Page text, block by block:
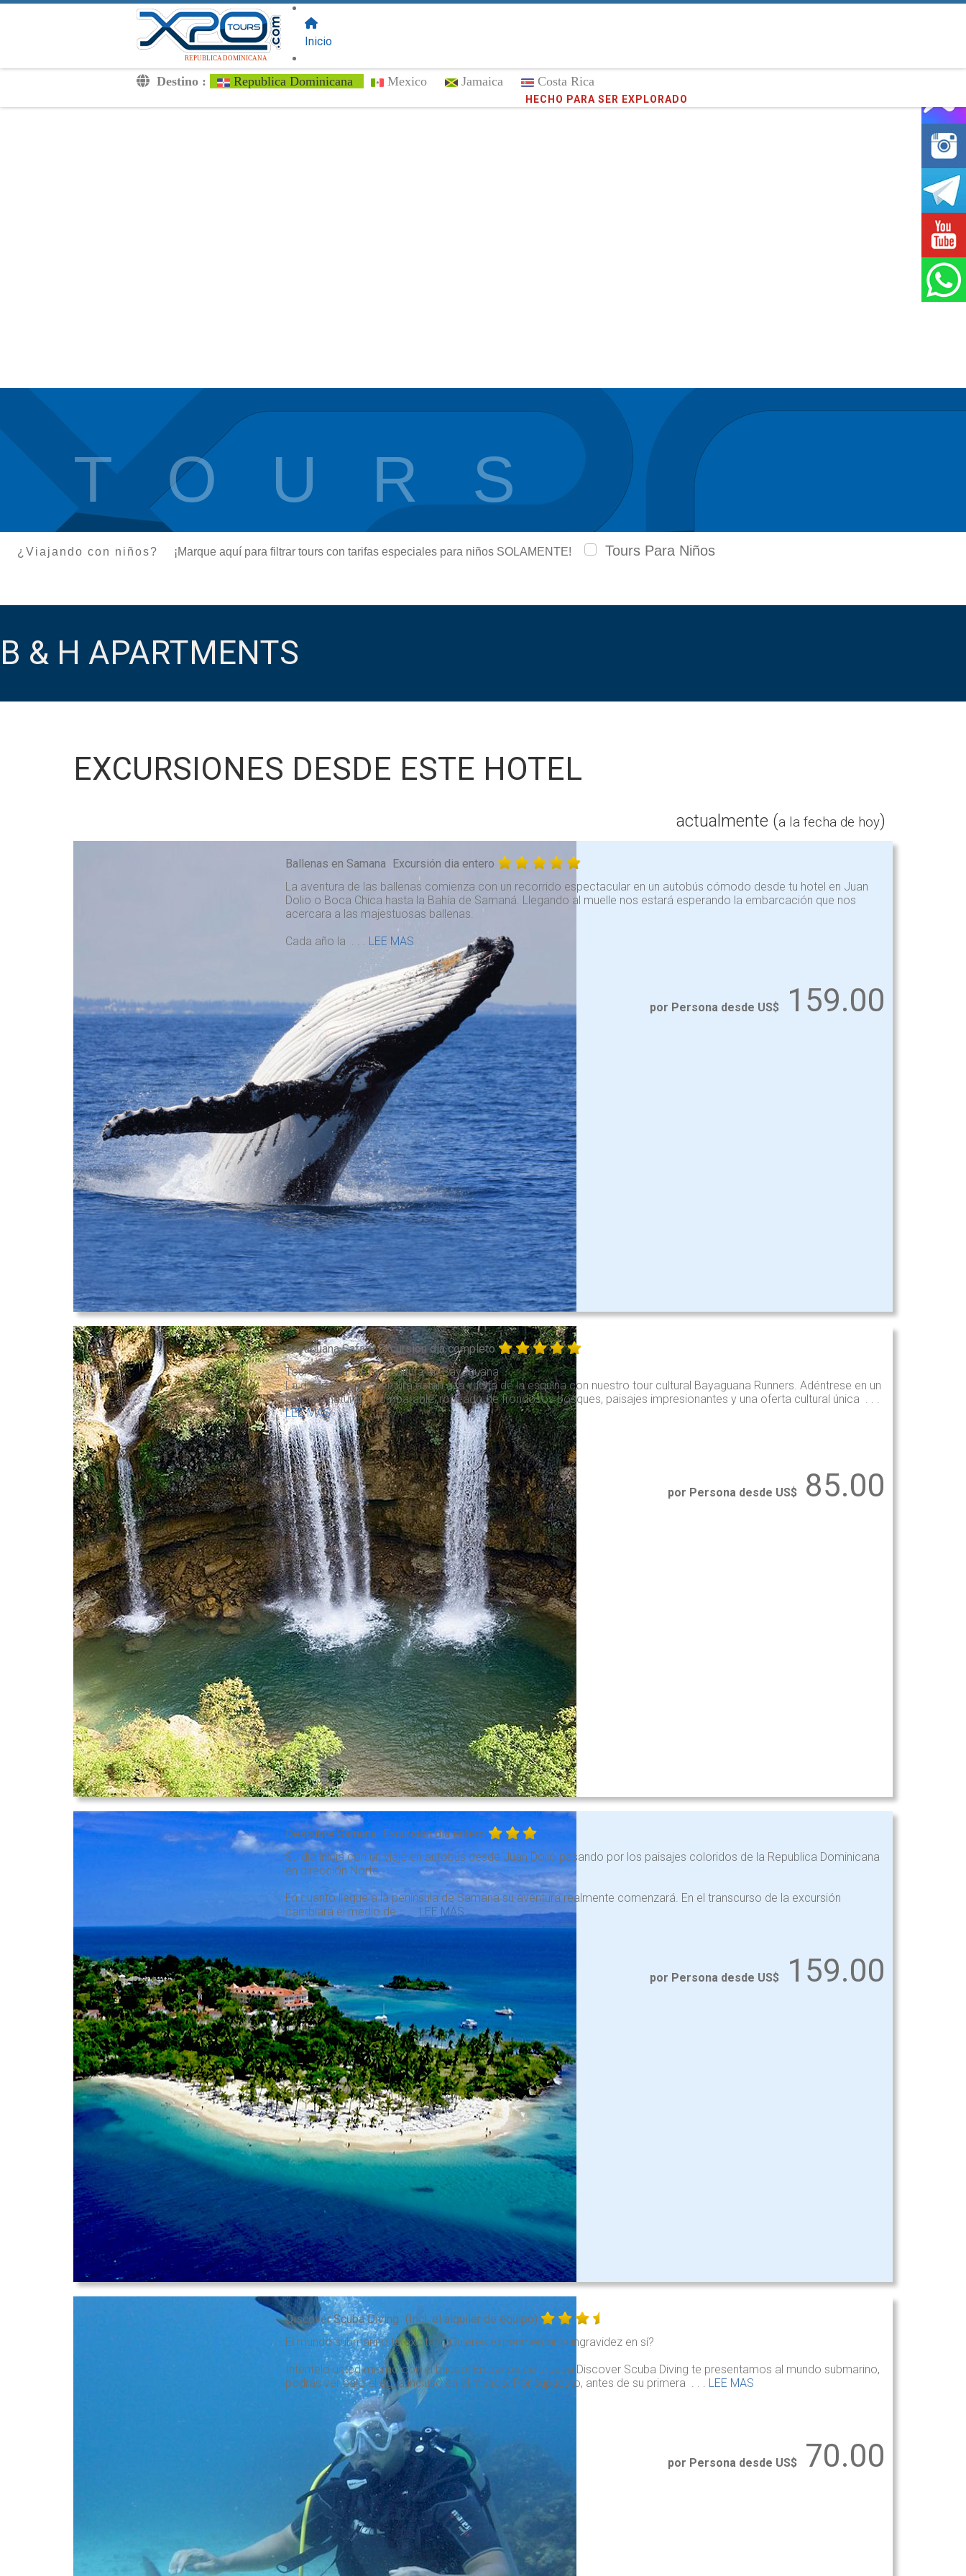
Destino : Republica Dominicana Mexico Jamaica Costa Rica
¡Confíe en373,016clientes que hemos servido!
HECHO PARA SER EXPLORADO
REPUBLICA DOMINICANA
Inicio
T O U R S
¿Viajando con niños? ¡Marque aquí para filtrar tours con tarifas especiales para niños SOLAMENTE! Tours Para Niños
B & H APARTMENTS
EXCURSIONES DESDE ESTE HOTEL
actualmente (a la fecha de hoy)
Ballenas en Samana Excursión dia entero
La aventura de las ballenas comienza con un recorrido espectacular en un autobús cómodo desde tu hotel en Juan
Dolio o Boca Chica hasta la Bahía de Samaná. Llegando al muelle nos estará esperando la embarcación que nos
acercara a las majestuosas ballenas.
Cada año la . . . LEE MAS
por Persona desde US$ 159.00
Bayaguana Safari Excursión día completo
Tour de naturaleza y cultura en Bayaguana
La diversión y la aventura están a la vuelta de la esquina con nuestro tour cultural Bayaguana Runners. Adéntrese en un
entorno natural incomparable, rodeado de frondosos bosques, paisajes impresionantes y una oferta cultural única . . .
LEE MAS
por Persona desde US$ 85.00
Descubre Samana Excursión dia entero
Su día inicia con un viaje en autobús desde Juan Dolio pasando por los paisajes coloridos de la Republica Dominicana
en dirección Norte.
En cuanto llegue a la península de Samana su aventura realmente comenzará. En el transcurso de la excursión
cambiara el medio de . . . LEE MAS
por Persona desde US$ 159.00
Discover Scuba Diving (Incl. el alquiler de equipo)
El mundo submarino te excita? ¿Quieres experimentar la ingravidez en sí?
Inténtelo usted mismo con el buceo! En paños de prueba Discover Scuba Diving te presentamos al mundo submarino,
podrás ver bajo el agua incluso en el mundo. Por supuesto, antes de su primera . . . LEE MAS
por Persona desde US$ 70.00